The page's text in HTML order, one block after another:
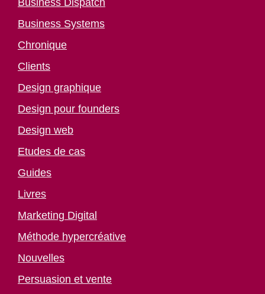
Business Dispatch
Business Systems
Chronique
Clients
Design graphique
Design pour founders
Design web
Etudes de cas
Guides
Livres
Marketing Digital
Méthode hypercréative
Nouvelles
Persuasion et vente